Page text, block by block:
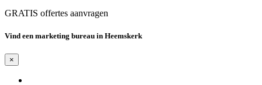
GRATIS offertes aanvragen
Vind een marketing bureau in Heemskerk
×